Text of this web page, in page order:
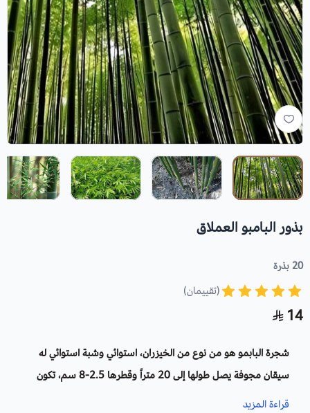
بذور البامبو العملاق
20 بذرة
(تقييمان)
14
شجرة البابمو هو من نوع من الخيزران، استوائي وشبة استوائي له
سيقان مجوفة يصل طولها إلى 20 متراً وقطرها 2.5-8 سم، تكون
خضراء مزرقة شاحبة عندما تكون صغيرة، وأخضر باهتة أو أصفر عند
قراءة المزيد